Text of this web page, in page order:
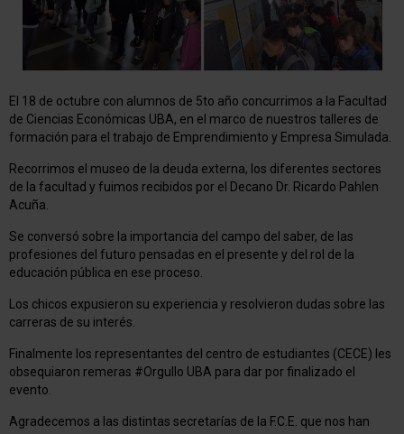
El 18 de octubre con alumnos de 5to año concurrimos a la Facultad
de Ciencias Económicas UBA, en el marco de nuestros talleres de
formación para el trabajo de Emprendimiento y Empresa Simulada.
Recorrimos el museo de la deuda externa, los diferentes sectores
de la facultad y fuimos recibidos por el Decano Dr. Ricardo Pahlen
Acuña.
Se conversó sobre la importancia del campo del saber, de las
profesiones del futuro pensadas en el presente y del rol de la
educación pública en ese proceso.
Los chicos expusieron su experiencia y resolvieron dudas sobre las
carreras de su interés.
Finalmente los representantes del centro de estudiantes (CECE) les
obsequiaron remeras #Orgullo UBA para dar por finalizado el
evento.
Agradecemos a las distintas secretarías de la F.C.E. que nos han